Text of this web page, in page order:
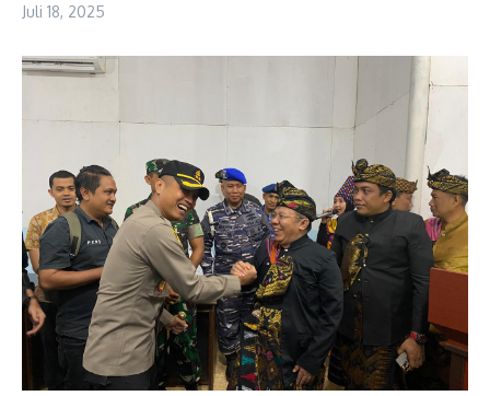
Juli 18, 2025